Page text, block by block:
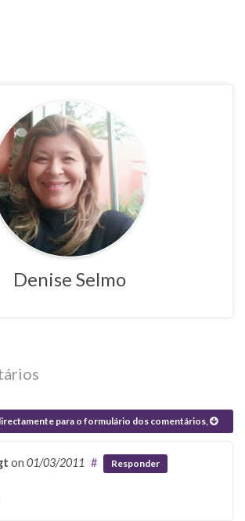
Denise Selmo
para o formulário dos comentários,
on 01/03/2011 # Responder